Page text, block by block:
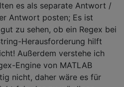
es als separate Antwort /
Antwort posten; Es ist
zu sehen, ob ein Regex bei
Herausforderung hilft
Außerdem verstehe ich
Engine von MATLAB
nicht, daher wäre es für